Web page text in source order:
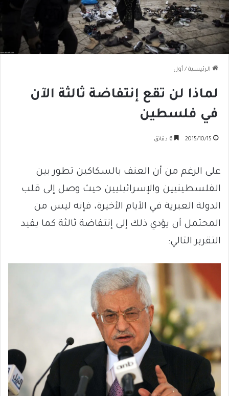
الرئيسية / أول
لماذا لن تقع إنتفاضة ثالثة الآن
في فلسطين
2015/10/15
على الرغم من أن العنف بالسكاكين تطور بين
الفلسطينيين والإسرائيليين حيث وصل إلى قلب
الدولة العبرية في الأيام الأخيرة، فإنه ليس من
المحتمل أن يؤدي ذلك إلى إنتفاضة ثالثة كما يفيد
التقربر التالي: